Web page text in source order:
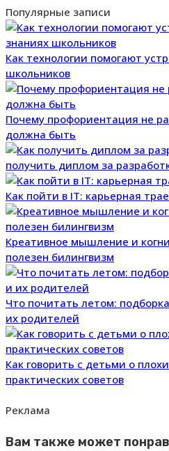
Популярные записи
Как технологии помогают
школьников
Почему профориентация не
должна быть
получить диплом за
Как пойти в IT: карьерная
Креативное мышление и
полезен билингвизм
Что почитать летом:
их родителей
Как говорить с детьми о
практических советов
Реклама
Вам также может